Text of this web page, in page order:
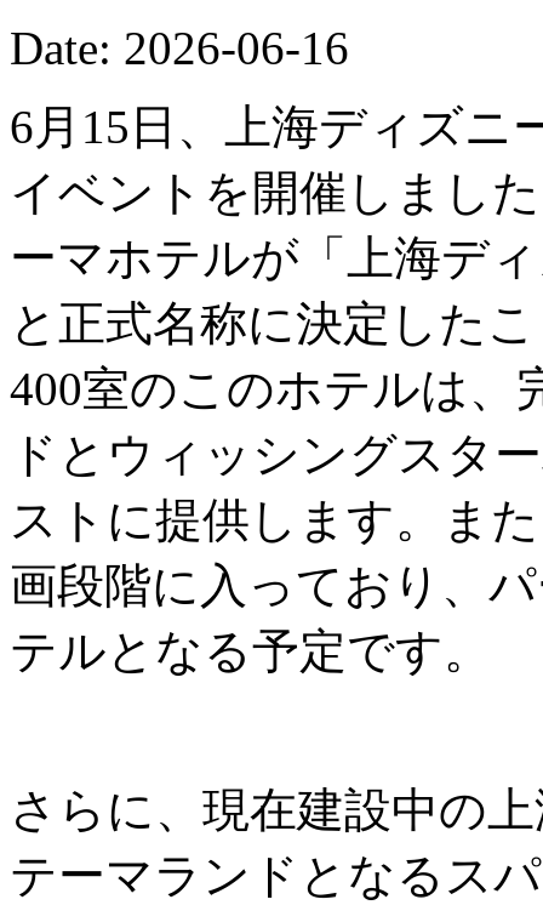
Date: 2026-06-16
6月15日、上海ディズニ
イベントを開催しまし
ーマホテルが「上海デ
と正式名称に決定した
400室のこのホテルは、
ドとウィッシングスタ
ストに提供します。ま
画段階に入っており、
テルとなる予定です。
さらに、現在建設中の
テーマランドとなるス